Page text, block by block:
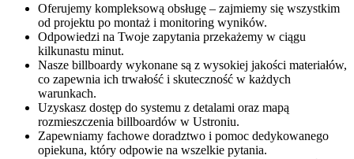
Oferujemy kompleksową obsługę – zajmiemy się wszystkim
od projektu po montaż i monitoring wyników.
Odpowiedzi na Twoje zapytania przekażemy w ciągu
kilkunastu minut.
Nasze billboardy wykonane są z wysokiej jakości materiałów,
co zapewnia ich trwałość i skuteczność w każdych
warunkach.
Uzyskasz dostęp do systemu z detalami oraz mapą
rozmieszczenia billboardów w Ustroniu.
Zapewniamy fachowe doradztwo i pomoc dedykowanego
opiekuna, który odpowie na wszelkie pytania.